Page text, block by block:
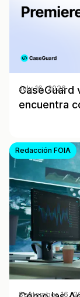
CaseGuard
encuentra
July 16, 2026
Redacción FOIA
September 16,